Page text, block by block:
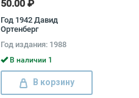
50.00 ₽
Год 1942 Давид
Ортенберг
Год издания: 1988
В наличии 1
В корзину